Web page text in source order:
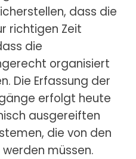
dass die
richtigen Zeit
die
organisiert
Die Erfassung der
erfolgt heute
ausgereiften
die von den
müssen.